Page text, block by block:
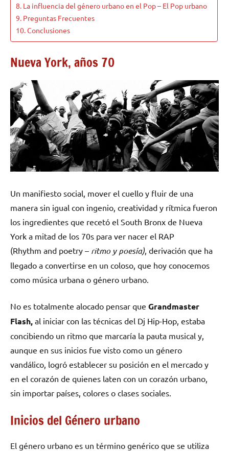
La influencia del género urbano en el Pop – El Pop urbano
Preguntas Frecuentes
Conclusiones
Nueva York, años 70
Un manifiesto social, mover el cuello y fluir de una
manera sin igual con ingenio, creatividad y rítmica fueron
los ingredientes que recetó el South Bronx de Nueva
York a mitad de los 70s para ver nacer el RAP
(Rhythm and poetry – ritmo y poesía) , derivación que ha
llegado a convertirse en un coloso, que hoy conocemos
como música urbana o género urbano.
No es totalmente alocado pensar que Grandmaster
Flash, al iniciar con las técnicas del Dj Hip-Hop, estaba
concibiendo un ritmo que marcaría la pauta musical y,
aunque en sus inicios fue visto como un género
vandálico, logró establecer su posición en el mercado y
en el corazón de quienes laten con un corazón urbano,
sin importar países, colores o clases sociales.
Inicios del Género urbano
El género urbano es un término genérico que se utiliza